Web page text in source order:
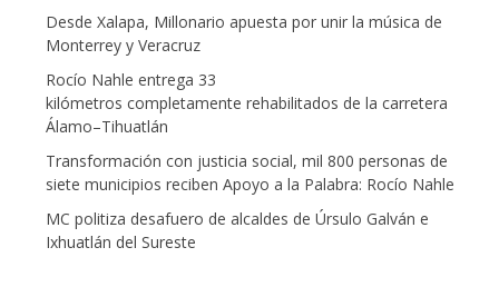
Desde Xalapa, Millonario apuesta por unir la música de
Monterrey y Veracruz
Rocío Nahle entrega 33
kilómetros completamente rehabilitados de la carretera
Álamo–Tihuatlán
Transformación con justicia social, mil 800 personas de
siete municipios reciben Apoyo a la Palabra: Rocío Nahle
MC politiza desafuero de alcaldes de Úrsulo Galván e
Ixhuatlán del Sureste